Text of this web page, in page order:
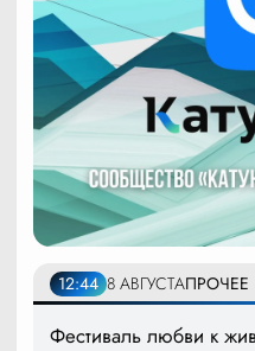
12:44 8 АВГУСТАПРОЧЕЕ
Фестиваль любви к